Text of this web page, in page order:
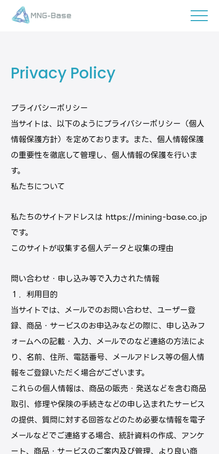
Privacy Policy
プライバシーポリシー
当サイトは、以下のようにプライバシーポリシー（個⼈
情報保護⽅針）を定めております。また、個⼈情報保護
の重要性を徹底して管理し、個⼈情報の保護を⾏いま
す。
私たちについて
私たちのサイトアドレスは https://mining-base.co.jp
です。
このサイトが収集する個⼈データと収集の理由
問い合わせ・申し込み等で入力された情報
１．利用目的
当サイトでは、メールでのお問い合わせ、ユーザー登
録、商品・サービスのお申込みなどの際に、申し込みフ
ォームへの記載・入力、メールでのなど連絡の方法によ
り、名前、住所、電話番号、メールアドレス等の個⼈情
報をご登録いただく場合がございます。
これらの個⼈情報は、商品の販売・発送などを含む商品
取引、修理や保険の手続きなどの申し込まれたサービス
の提供、質問に対する回答などのため必要な情報を電⼦
メールなどでご連絡する場合、統計資料の作成、アンケ
ート、商品・サービスのご案内及び管理、より良い商